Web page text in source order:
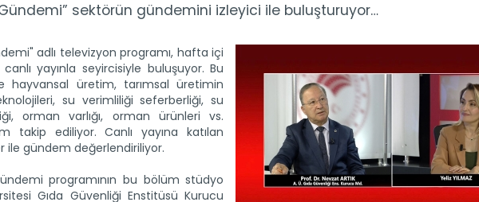
sektörün gündemini izleyici ile buluşturuyor…
adlı televizyon programı, hafta içi
yayınla seyircisiyle buluşuyor. Bu
hayvansal üretim, tarımsal üretimin
su verimliliği seferberliği, su
orman varlığı, orman ürünleri vs.
takip ediliyor. Canlı yayına katılan
ile gündem değerlendiriliyor.
programının bu bölüm stüdyo
Gıda Güvenliği Enstitüsü Kurucu